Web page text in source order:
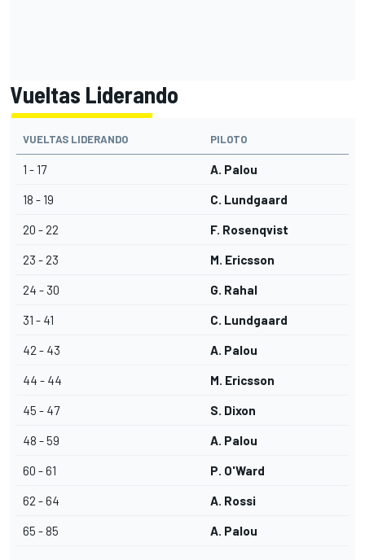
Vueltas Liderando
VUELTAS LIDERANDO PILOTO
1 - 17 A. Palou
18 - 19 C. Lundgaard
20 - 22 F. Rosenqvist
23 - 23 M. Ericsson
24 - 30 G. Rahal
31 - 41 C. Lundgaard
42 - 43 A. Palou
44 - 44 M. Ericsson
45 - 47 S. Dixon
48 - 59 A. Palou
60 - 61 P. O'Ward
62 - 64 A. Rossi
65 - 85 A. Palou